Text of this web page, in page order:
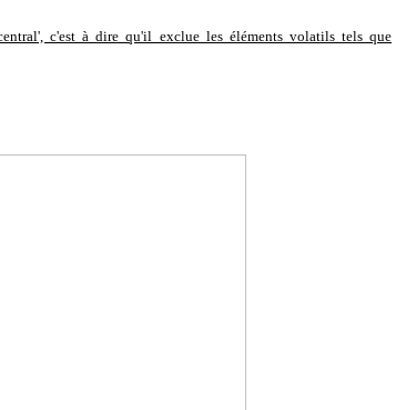
c'est à dire qu'il exclue les éléments volatils tels que